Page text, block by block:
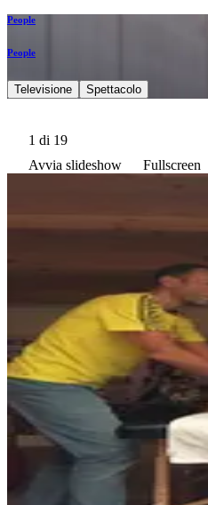
People
People
Televisione Spettacolo
1 di 19
Avvia slideshow
Fullscreen